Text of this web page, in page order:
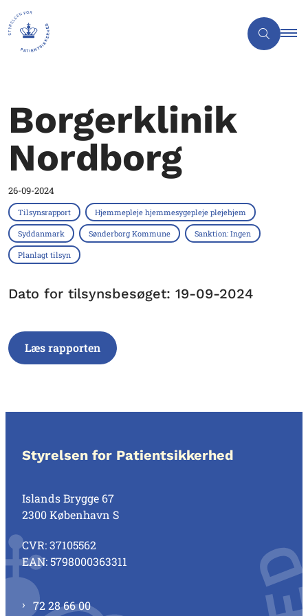
Borgerklinik
Nordborg
26-09-2024
Tilsynsrapport Hjemmepleje hjemmesygepleje plejehjem
Syddanmark Sønderborg Kommune Sanktion: Ingen
Planlagt tilsyn
Dato for tilsynsbesøget: 19-09-2024
Læs rapporten
Styrelsen for Patientsikkerhed
Islands Brygge 67
2300 København S
CVR: 37105562
EAN: 5798000363311
72 28 66 00